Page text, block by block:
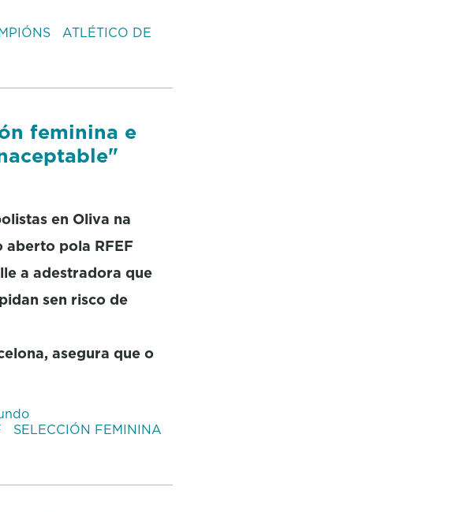
ATLÉTICO DE
feminina e
en Oliva na
pola RFEF
a adestradora que
sen risco de
asegura que o
SELECCIÓN FEMININA